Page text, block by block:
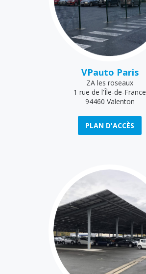
VPauto Paris
ZA les roseaux
1 rue de l'Île-de-France
94460 Valenton
PLAN D'ACCÈS